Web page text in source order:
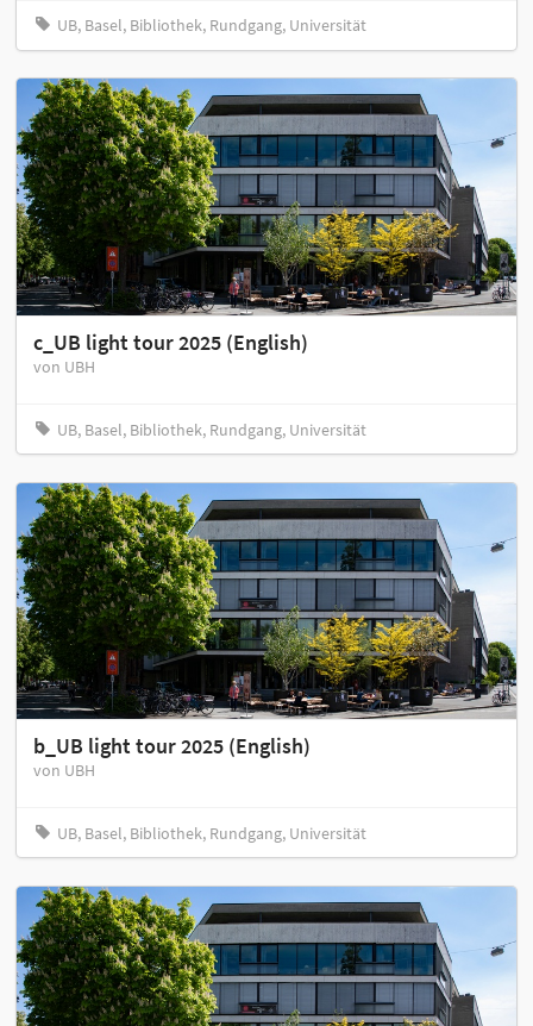
UB, Basel, Bibliothek, Rundgang, Universität
c_UB light tour 2025 (English)
von UBH
UB, Basel, Bibliothek, Rundgang, Universität
b_UB light tour 2025 (English)
von UBH
UB, Basel, Bibliothek, Rundgang, Universität